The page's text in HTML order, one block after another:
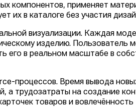
компонентов, применяет
их в каталоге без участия
визуализации. Каждая
изделию. Пользователь
его в реальном масштабе в
процессов. Время вывода
а трудозатраты на создание
товаров и вовлечённость